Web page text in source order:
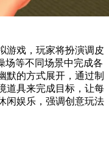
游戏，玩家将扮演调皮
场等不同场景中完成各
默的方式展开，通过制
道具来完成目标，让每
闲娱乐，强调创意玩法